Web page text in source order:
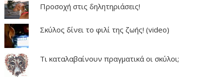
Προσοχή στις δηλητηριάσεις!
Σκύλος δίνει το φιλί της ζωής! (video)
Τι καταλαβαίνουν πραγματικά οι σκύλοι;